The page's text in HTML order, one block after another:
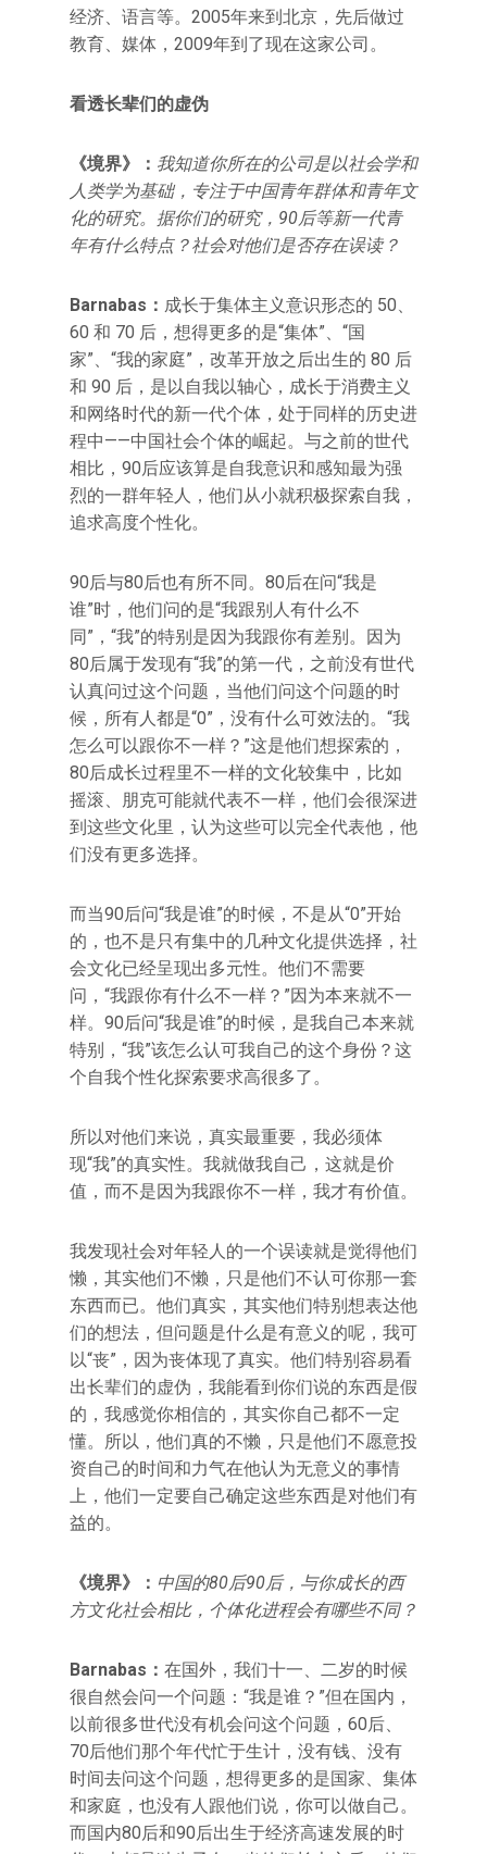
经济、语言等。2005年来到北京，先后做过
教育、媒体，2009年到了现在这家公司。
看透长辈们的虚伪
《境界》： 我知道你所在的公司是以社会学和
人类学为基础，专注于中国青年群体和青年文
化的研究。据你们的研究，90后等新一代青
年有什么特点？社会对他们是否存在误读？
Barnabas ： 成长于集体主义意识形态的 50、
60 和 70 后，想得更多的是“集体”、“国
家”、“我的家庭”，改革开放之后出生的 80 后
和 90 后，是以自我以轴心，成长于消费主义
和网络时代的新一代个体，处于同样的历史进
程中——中国社会个体的崛起。与之前的世代
相比，90后应该算是自我意识和感知最为强
烈的一群年轻人，他们从小就积极探索自我，
追求高度个性化。
90后与80后也有所不同。80后在问“我是
谁”时，他们问的是“我跟别人有什么不
同”，“我”的特别是因为我跟你有差别。因为
80后属于发现有“我”的第一代，之前没有世代
认真问过这个问题，当他们问这个问题的时
候，所有人都是“0”，没有什么可效法的。“我
怎么可以跟你不一样？”这是他们想探索的，
80后成长过程里不一样的文化较集中，比如
摇滚、朋克可能就代表不一样，他们会很深进
到这些文化里，认为这些可以完全代表他，他
们没有更多选择。
而当90后问“我是谁”的时候，不是从“0”开始
的，也不是只有集中的几种文化提供选择，社
会文化已经呈现出多元性。他们不需要
问，“我跟你有什么不一样？”因为本来就不一
样。90后问“我是谁”的时候，是我自己本来就
特别，“我”该怎么认可我自己的这个身份？这
个自我个性化探索要求高很多了。
所以对他们来说，真实最重要，我必须体
现“我”的真实性。我就做我自己，这就是价
值，而不是因为我跟你不一样，我才有价值。
我发现社会对年轻人的一个误读就是觉得他们
懒，其实他们不懒，只是他们不认可你那一套
东西而已。他们真实，其实他们特别想表达他
们的想法，但问题是什么是有意义的呢，我可
以“丧”，因为丧体现了真实。他们特别容易看
出长辈们的虚伪，我能看到你们说的东西是假
的，我感觉你相信的，其实你自己都不一定
懂。所以，他们真的不懒，只是他们不愿意投
资自己的时间和力气在他认为无意义的事情
上，他们一定要自己确定这些东西是对他们有
益的。
《境界》： 中国的80后90后，与你成长的西
方文化社会相比，个体化进程会有哪些不同？
Barnabas ： 在国外，我们十一、二岁的时候
很自然会问一个问题：“我是谁？”但在国内，
以前很多世代没有机会问这个问题，60后、
70后他们那个年代忙于生计，没有钱、没有
时间去问这个问题，想得更多的是国家、集体
和家庭，也没有人跟他们说，你可以做自己。
而国内80后和90后出生于经济高速发展的时